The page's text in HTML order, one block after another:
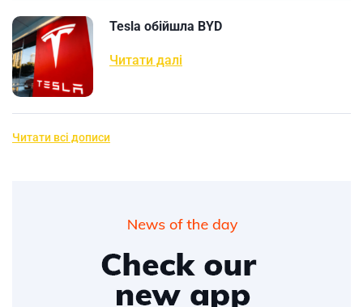
Tesla обійшла BYD
Читати далі
Читати всі дописи